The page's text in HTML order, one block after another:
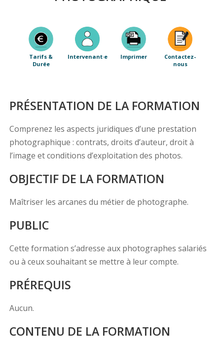
Tarifs &
Durée
Intervenant·e Imprimer
Contactez-
nous
PRÉSENTATION DE LA FORMATION
Comprenez les aspects juridiques d’une prestation
photographique : contrats, droits d’auteur, droit à
l’image et conditions d’exploitation des photos.
OBJECTIF DE LA FORMATION
Maîtriser les arcanes du métier de photographe.
PUBLIC
Cette formation s’adresse aux photographes salariés
ou à ceux souhaitant se mettre à leur compte.
PRÉREQUIS
Aucun.
CONTENU DE LA FORMATION